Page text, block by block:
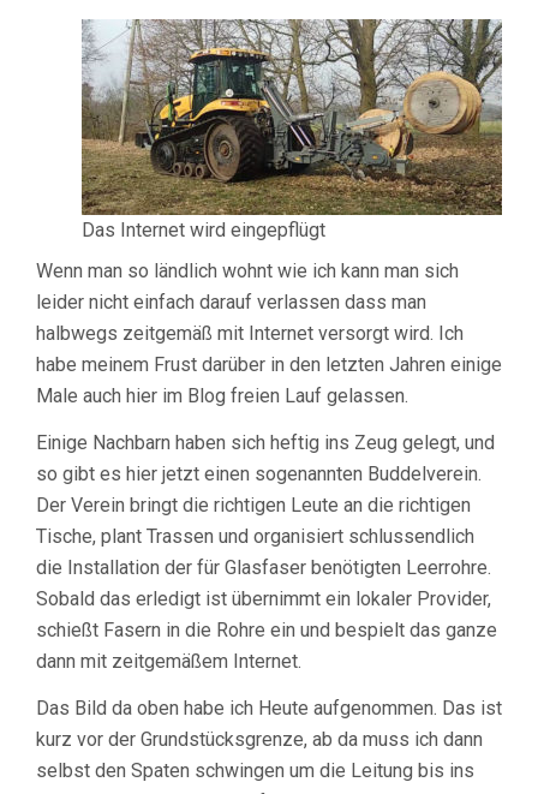
Das Internet wird eingepflügt
Wenn man so ländlich wohnt wie ich kann man sich
leider nicht einfach darauf verlassen dass man
halbwegs zeitgemäß mit Internet versorgt wird. Ich
habe meinem Frust darüber in den letzten Jahren einige
Male auch hier im Blog freien Lauf gelassen.
Einige Nachbarn haben sich heftig ins Zeug gelegt, und
so gibt es hier jetzt einen sogenannten Buddelverein.
Der Verein bringt die richtigen Leute an die richtigen
Tische, plant Trassen und organisiert schlussendlich
die Installation der für Glasfaser benötigten Leerrohre.
Sobald das erledigt ist übernimmt ein lokaler Provider,
schießt Fasern in die Rohre ein und bespielt das ganze
dann mit zeitgemäßem Internet.
Das Bild da oben habe ich Heute aufgenommen. Das ist
kurz vor der Grundstücksgrenze, ab da muss ich dann
selbst den Spaten schwingen um die Leitung bis ins